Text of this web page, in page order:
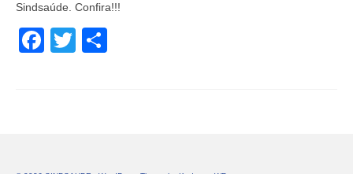
Sindsaúde. Confira!!!
Facebook
Twitter